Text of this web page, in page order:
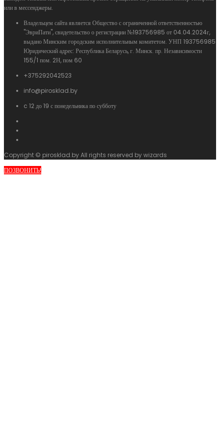
или в мессенджеры.
Владельцем сайта является Общество с ограниченной ответственностью
"ЭвриПати", свидетельство о регистрации №193756985 от 04.04.2024г,
выдано Минским городским исполнительным комитетом. УНП 193756985
Юридический адрес: Республика Беларусь, г. Минск. пр. Независимости
155/1 пом. 2Н, пом 60
+375292042523
info@pirosklad.by
c 12 до 19 с понедельника по субботу
Copyright © pirosklad.by All rights reserved by wizards
ПОЗВОНИТЬ!